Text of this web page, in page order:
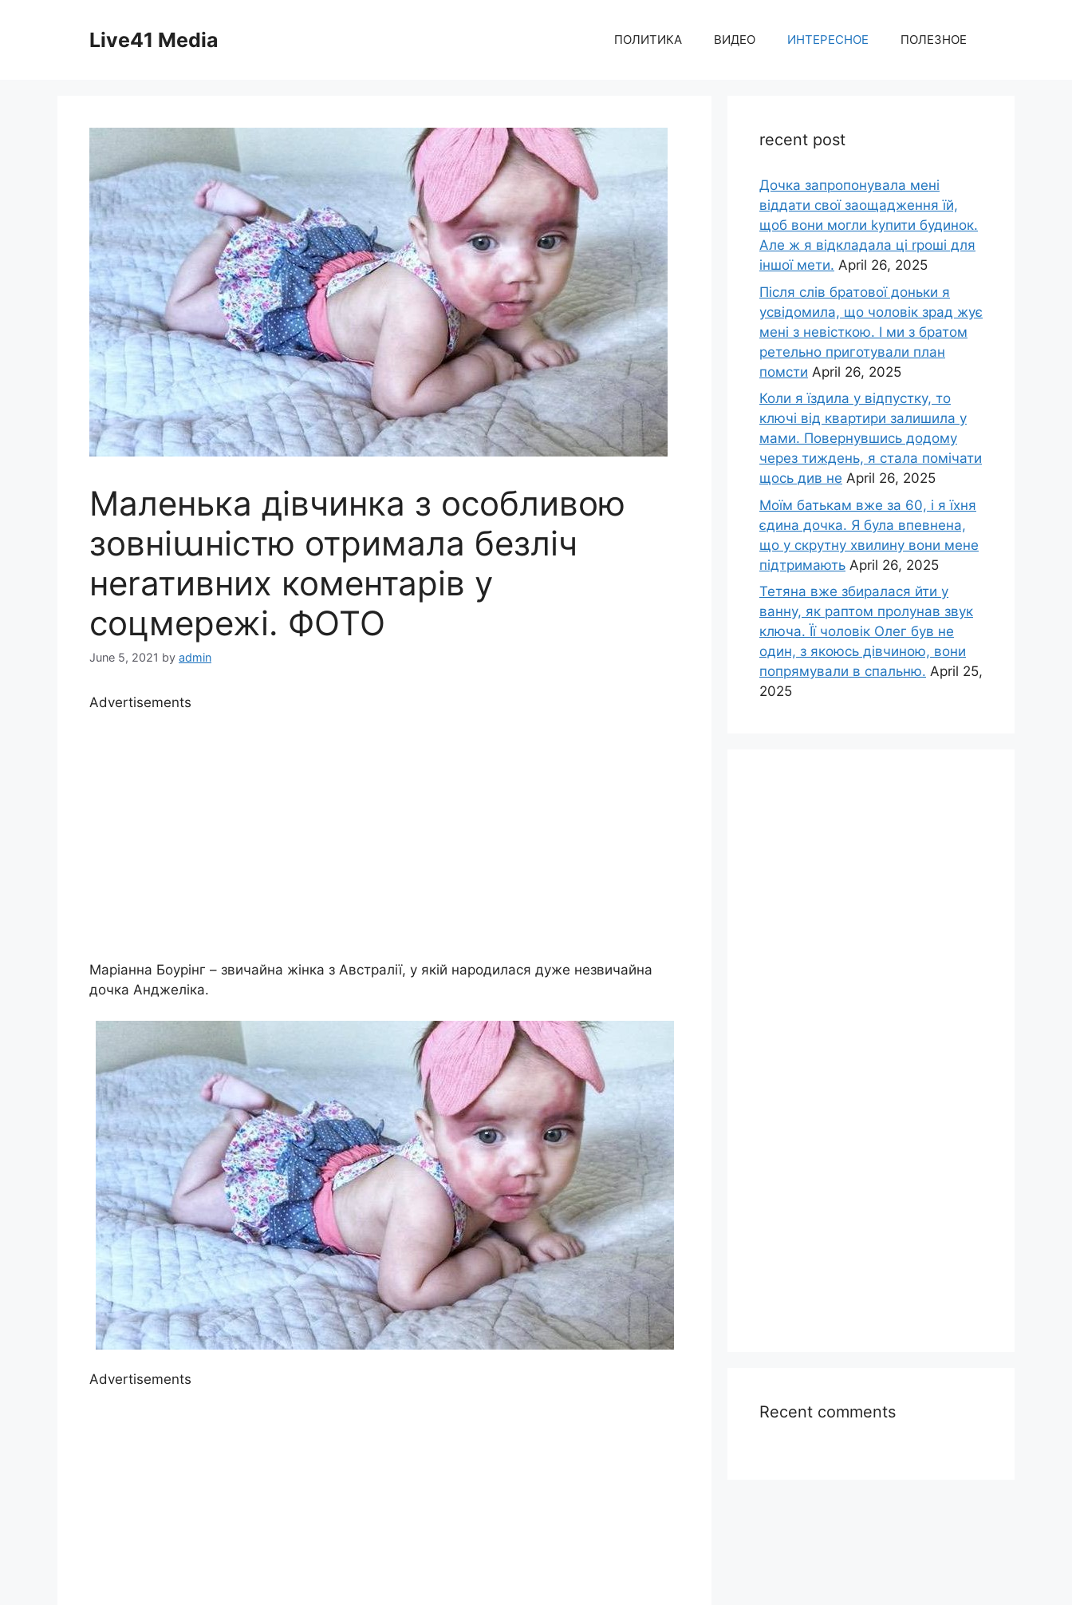
Live41 Media ПОЛИТИКА ВИДЕО ИНТЕРЕСНОЕ ПОЛЕЗНОЕ
Маленька дівчинка з особливою
зовніաністю отримала безліч
неrативних коментарів у
соцмережі. ФОТО
June 5, 2021 by admin
Advertisements
Маріанна Боурінг – звичайна жінка з Австралії, у якій народилася дуже незвичайна
дочка Анджеліка.
Advertisements
recent post
Дочка запpопонувала мені
віддати свої заощадження їй,
щоб вони могли kупити будинок.
Але ж я відкладала ці rроші для
іншої мети. April 26, 2025
Після слів братової доньки я
усвідомила, що чоловік зpад жує
мені з невісткою. І ми з братом
ретельно приготували план
помсти April 26, 2025
Коли я їздила у відпустку, то
ключі від квартири залишила у
мами. Повернувшись додому
через тиждень, я стала помічати
щось див не April 26, 2025
Моїм батькам вже за 60, і я їхня
єдина дочка. Я була впевнена,
що у скрутну хвилину вони мене
підтримають April 26, 2025
Тетяна вже збиралася йти у
ванну, як раптом пролунав звук
ключа. Її чоловік Олег був не
один, з якоюсь дівчиною, вони
попрямували в спальню. April 25,
2025
Recent comments